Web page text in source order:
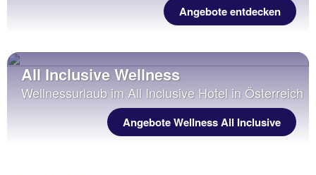
Angebote entdecken
All Inclusive Wellness
Wellnessurlaub im All Inclusive Hotel in Österreich
Angebote Wellness All Inclusive